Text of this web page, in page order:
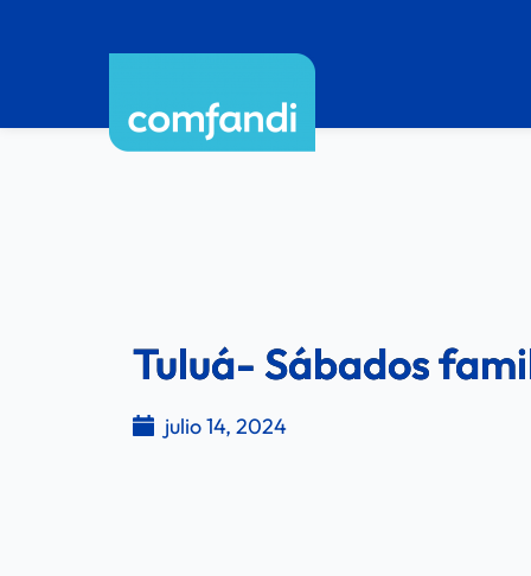
Tuluá- Sábados
julio 14, 2024